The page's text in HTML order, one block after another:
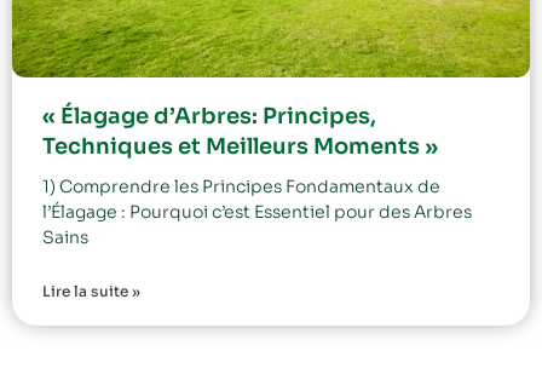
« Élagage d’Arbres: Principes,
Techniques et Meilleurs Moments »
1) Comprendre les Principes Fondamentaux de
l’Élagage : Pourquoi c’est Essentiel pour des Arbres
Sains
Lire la suite »